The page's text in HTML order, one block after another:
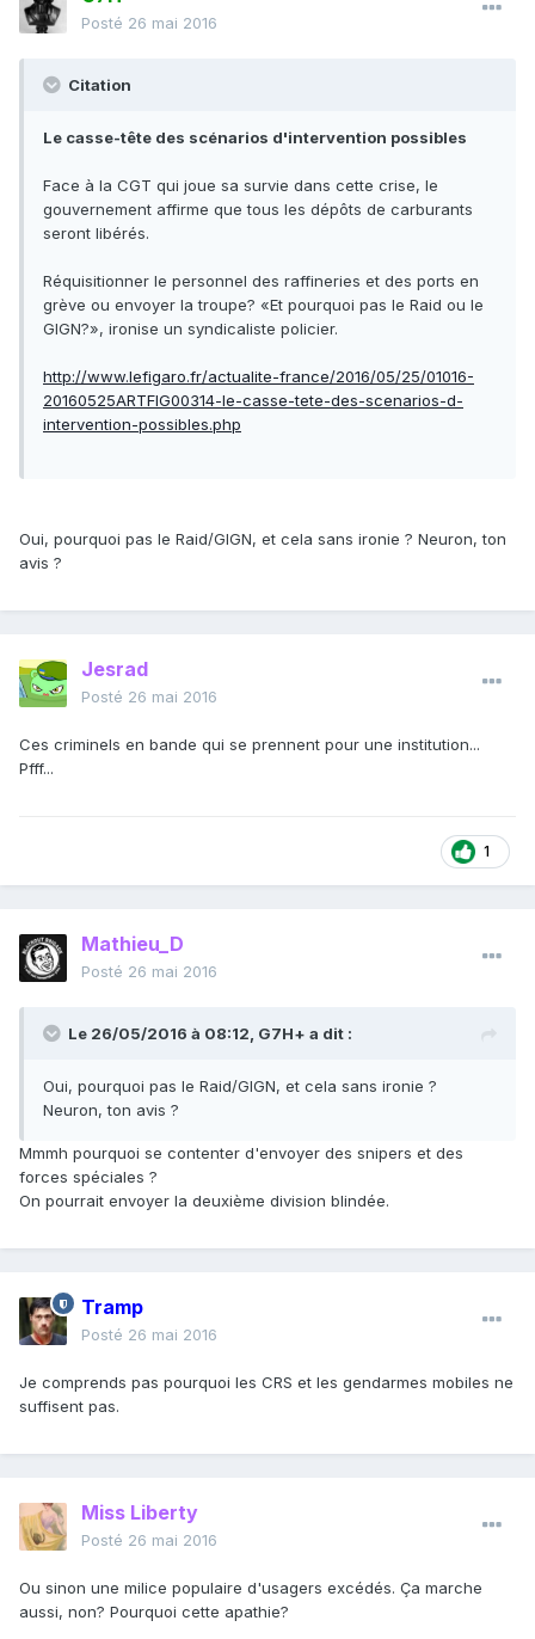
Posté 26 mai 2016
Citation
Le casse-tête des scénarios d'intervention possibles
Face à la CGT qui joue sa survie dans cette crise, le
gouvernement affirme que tous les dépôts de carburants
seront libérés.
Réquisitionner le personnel des raffineries et des ports en
grève ou envoyer la troupe? «Et pourquoi pas le Raid ou le
GIGN?», ironise un syndicaliste policier.
http://www.lefigaro.fr/actualite-france/2016/05/25/01016-
20160525ARTFIG00314-le-casse-tete-des-scenarios-d-
intervention-possibles.php
Oui, pourquoi pas le Raid/GIGN, et cela sans ironie ? Neuron, ton
avis ?
Jesrad
Posté 26 mai 2016
Ces criminels en bande qui se prennent pour une institution...
Pfff...
1
Mathieu_D
Posté 26 mai 2016
Le 26/05/2016 à 08:12, G7H+ a dit :
Oui, pourquoi pas le Raid/GIGN, et cela sans ironie ?
Neuron, ton avis ?
Mmmh pourquoi se contenter d'envoyer des snipers et des
forces spéciales ?
On pourrait envoyer la deuxième division blindée.
Tramp
Posté 26 mai 2016
Je comprends pas pourquoi les CRS et les gendarmes mobiles ne
suffisent pas.
Miss Liberty
Posté 26 mai 2016
Ou sinon une milice populaire d'usagers excédés. Ça marche
aussi, non? Pourquoi cette apathie?